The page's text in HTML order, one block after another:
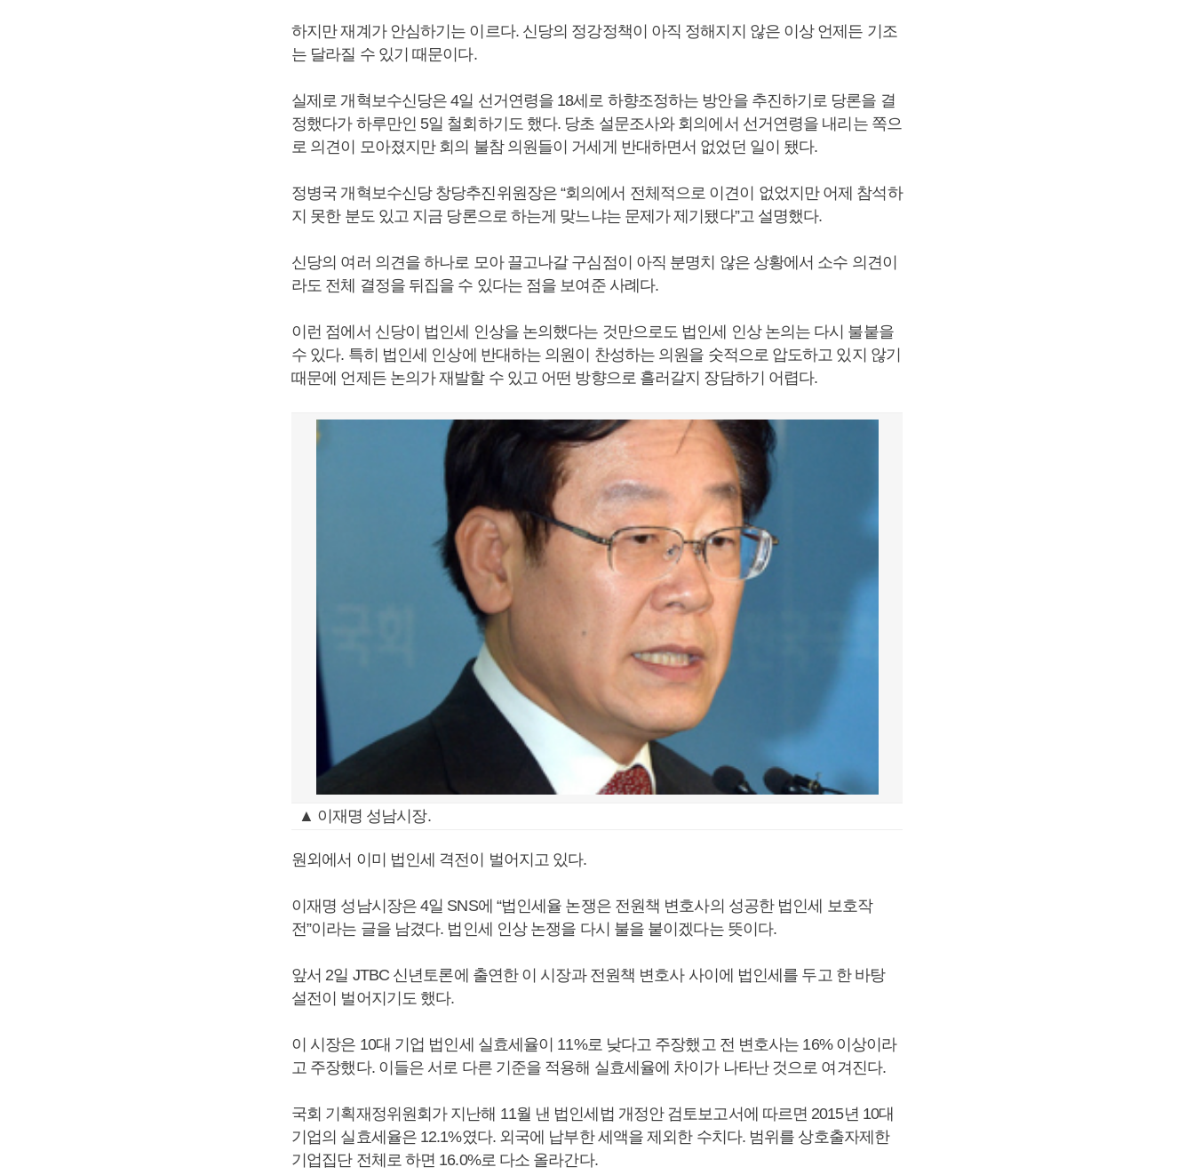
하지만 재계가 안심하기는 이르다. 신당의 정강정책이 아직 정해지지 않은 이상 언제든 기조
는 달라질 수 있기 때문이다.
실제로 개혁보수신당은 4일 선거연령을 18세로 하향조정하는 방안을 추진하기로 당론을 결
정했다가 하루만인 5일 철회하기도 했다. 당초 설문조사와 회의에서 선거연령을 내리는 쪽으
로 의견이 모아졌지만 회의 불참 의원들이 거세게 반대하면서 없었던 일이 됐다.
정병국 개혁보수신당 창당추진위원장은 “회의에서 전체적으로 이견이 없었지만 어제 참석하
지 못한 분도 있고 지금 당론으로 하는게 맞느냐는 문제가 제기됐다”고 설명했다.
신당의 여러 의견을 하나로 모아 끌고나갈 구심점이 아직 분명치 않은 상황에서 소수 의견이
라도 전체 결정을 뒤집을 수 있다는 점을 보여준 사례다.
이런 점에서 신당이 법인세 인상을 논의했다는 것만으로도 법인세 인상 논의는 다시 불붙을
수 있다. 특히 법인세 인상에 반대하는 의원이 찬성하는 의원을 숫적으로 압도하고 있지 않기
때문에 언제든 논의가 재발할 수 있고 어떤 방향으로 흘러갈지 장담하기 어렵다.
▲ 이재명 성남시장.
원외에서 이미 법인세 격전이 벌어지고 있다.
이재명 성남시장은 4일 SNS에 “법인세율 논쟁은 전원책 변호사의 성공한 법인세 보호작
전”이라는 글을 남겼다. 법인세 인상 논쟁을 다시 불을 붙이겠다는 뜻이다.
앞서 2일 JTBC 신년토론에 출연한 이 시장과 전원책 변호사 사이에 법인세를 두고 한 바탕
설전이 벌어지기도 했다.
이 시장은 10대 기업 법인세 실효세율이 11%로 낮다고 주장했고 전 변호사는 16% 이상이라
고 주장했다. 이들은 서로 다른 기준을 적용해 실효세율에 차이가 나타난 것으로 여겨진다.
국회 기획재정위원회가 지난해 11월 낸 법인세법 개정안 검토보고서에 따르면 2015년 10대
기업의 실효세율은 12.1%였다. 외국에 납부한 세액을 제외한 수치다. 범위를 상호출자제한
기업집단 전체로 하면 16.0%로 다소 올라간다.